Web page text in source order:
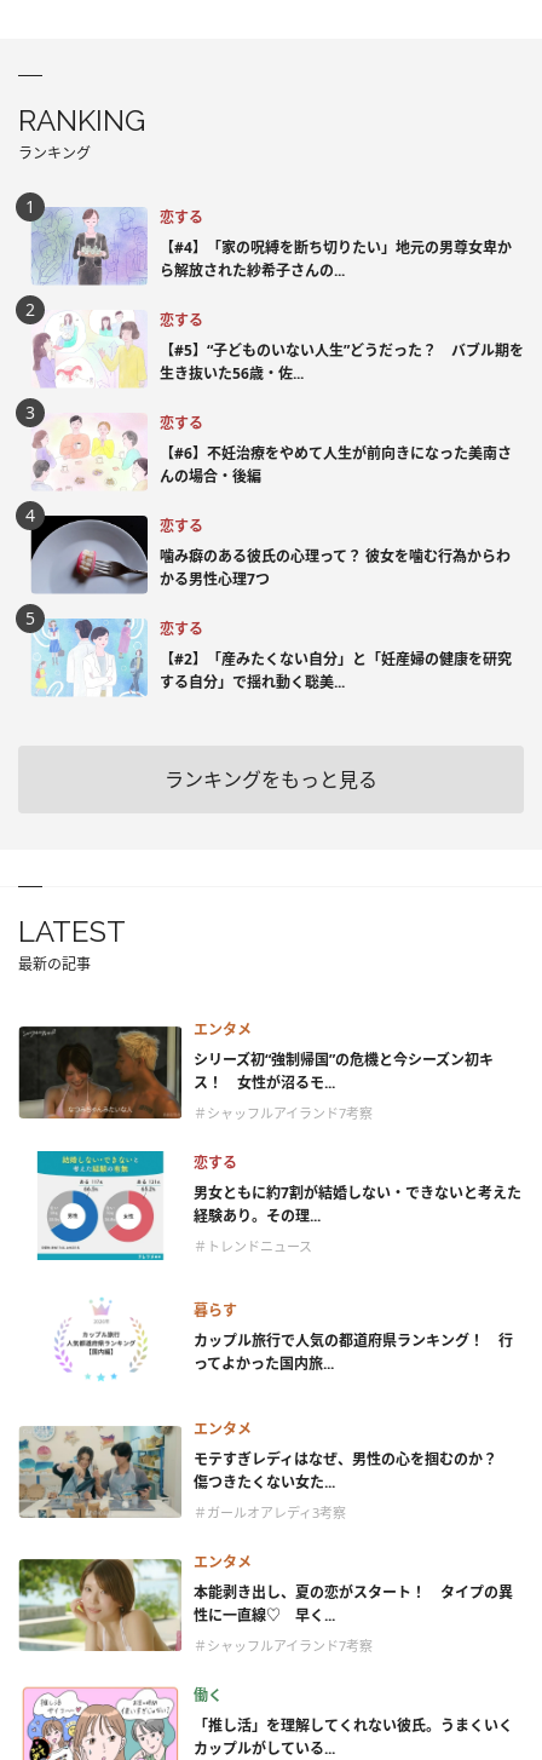
RANKING
ランキング
恋する
【#4】「家の呪縛を断ち切りたい」地元の男尊女卑か
ら解放された紗希子さんの...
恋する
【#5】“子どものいない人生”どうだった？ バブル期を
生き抜いた56歳・佐...
恋する
【#6】不妊治療をやめて人生が前向きになった美南さ
んの場合・後編
恋する
噛み癖のある彼氏の心理って？ 彼女を噛む行為からわ
かる男性心理7つ
恋する
【#2】「産みたくない自分」と「妊産婦の健康を研究
する自分」で揺れ動く聡美...
ランキングをもっと見る
LATEST
最新の記事
エンタメ
シリーズ初“強制帰国”の危機と今シーズン初キ
ス！ 女性が沼るモ...
＃シャッフルアイランド7考察
恋する
男女ともに約7割が結婚しない・できないと考えた
経験あり。その理...
＃トレンドニュース
暮らす
カップル旅行で人気の都道府県ランキング！ 行
ってよかった国内旅...
エンタメ
モテすぎレディはなぜ、男性の心を掴むのか？
傷つきたくない女た...
＃ガールオアレディ3考察
エンタメ
本能剥き出し、夏の恋がスタート！ タイプの異
性に一直線♡ 早く...
＃シャッフルアイランド7考察
働く
「推し活」を理解してくれない彼氏。うまくいく
カップルがしている...